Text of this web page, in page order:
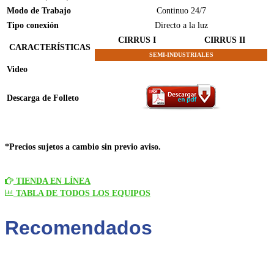
Modo de Trabajo
Continuo 24/7
Tipo conexión
Directo a la luz
CARACTERÍSTICAS
CIRRUS I CIRRUS II
SEMI-INDUSTRIALES
Video
Descarga de Folleto
*Precios sujetos a cambio sin previo aviso.
TIENDA EN LÍNEA
TABLA DE TODOS LOS EQUIPOS
Recomendados